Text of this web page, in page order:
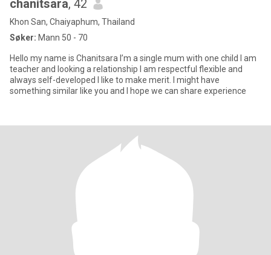
chanitsara, 42
Khon San, Chaiyaphum, Thailand
Søker: Mann 50 - 70
Hello my name is Chanitsara I’m a single mum with one child I am
teacher and looking a relationship I am respectful flexible and
always self-developed I like to make merit. I might have
something similar like you and I hope we can share experience